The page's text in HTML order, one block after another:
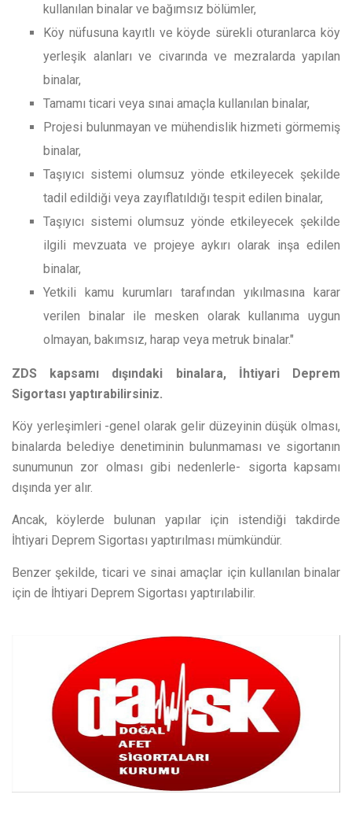
kullanılan binalar ve bağımsız bölümler,
Köy nüfusuna kayıtlı ve köyde sürekli oturanlarca köy
yerleşik alanları ve civarında ve mezralarda yapılan
binalar,
Tamamı ticari veya sınai amaçla kullanılan binalar,
Projesi bulunmayan ve mühendislik hizmeti görmemiş
binalar,
Taşıyıcı sistemi olumsuz yönde etkileyecek şekilde
tadil edildiği veya zayıflatıldığı tespit edilen binalar,
Taşıyıcı sistemi olumsuz yönde etkileyecek şekilde
ilgili mevzuata ve projeye aykırı olarak inşa edilen
binalar,
Yetkili kamu kurumları tarafından yıkılmasına karar
verilen binalar ile mesken olarak kullanıma uygun
olmayan, bakımsız, harap veya metruk binalar."
ZDS kapsamı dışındaki binalara, İhtiyari Deprem
Sigortası yaptırabilirsiniz.
Köy yerleşimleri -genel olarak gelir düzeyinin düşük olması,
binalarda belediye denetiminin bulunmaması ve sigortanın
sunumunun zor olması gibi nedenlerle- sigorta kapsamı
dışında yer alır.
Ancak, köylerde bulunan yapılar için istendiği takdirde
İhtiyari Deprem Sigortası yaptırılması mümkündür.
Benzer şekilde, ticari ve sinai amaçlar için kullanılan binalar
için de İhtiyari Deprem Sigortası yaptırılabilir.